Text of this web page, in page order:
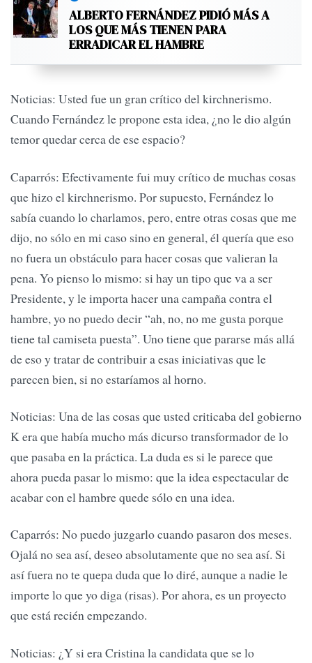
ALBERTO FERNÁNDEZ PIDIÓ MÁS A
LOS QUE MÁS TIENEN PARA
ERRADICAR EL HAMBRE
Noticias: Usted fue un gran crítico del kirchnerismo.
Cuando Fernández le propone esta idea, ¿no le dio algún
temor quedar cerca de ese espacio?
Caparrós: Efectivamente fui muy crítico de muchas cosas
que hizo el kirchnerismo. Por supuesto, Fernández lo
sabía cuando lo charlamos, pero, entre otras cosas que me
dijo, no sólo en mi caso sino en general, él quería que eso
no fuera un obstáculo para hacer cosas que valieran la
pena. Yo pienso lo mismo: si hay un tipo que va a ser
Presidente, y le importa hacer una campaña contra el
hambre, yo no puedo decir “ah, no, no me gusta porque
tiene tal camiseta puesta”. Uno tiene que pararse más allá
de eso y tratar de contribuir a esas iniciativas que le
parecen bien, si no estaríamos al horno.
Noticias: Una de las cosas que usted criticaba del gobierno
K era que había mucho más dicurso transformador de lo
que pasaba en la práctica. La duda es si le parece que
ahora pueda pasar lo mismo: que la idea espectacular de
acabar con el hambre quede sólo en una idea.
Caparrós: No puedo juzgarlo cuando pasaron dos meses.
Ojalá no sea así, deseo absolutamente que no sea así. Si
así fuera no te quepa duda que lo diré, aunque a nadie le
importe lo que yo diga (risas). Por ahora, es un proyecto
que está recién empezando.
Noticias: ¿Y si era Cristina la candidata que se lo